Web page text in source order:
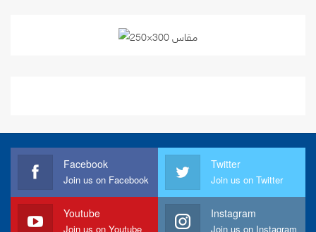
Facebook
Join us on Facebook
Twitter
Join us on Twitter
Youtube
Join us on Youtube
Instagram
Join us on Instagram